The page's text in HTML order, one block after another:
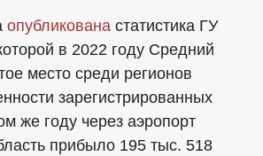
опубликована статистика ГУ
в 2022 году Средний
место среди регионов
зарегистрированных
же году через аэропорт
прибыло 195 тыс. 518